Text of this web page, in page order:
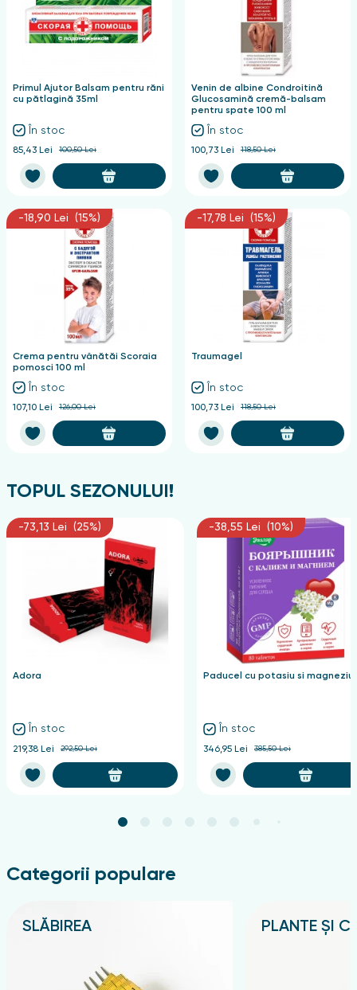
Primul Ajutor Balsam pentru răni
cu pătlagină 35ml
În stoc
85,43 Lei 100,50 Lei
Venin de albine Condroitină
Glucosamină cremă-balsam
pentru spate 100 ml
În stoc
100,73 Lei 118,50 Lei
-18,90 Lei (15%)
Crema pentru vânătăi Scoraia
pomosci 100 ml
În stoc
107,10 Lei 126,00 Lei
-17,78 Lei (15%)
Traumagel
În stoc
100,73 Lei 118,50 Lei
TOPUL SEZONULUI!
-73,13 Lei (25%)
Adora
În stoc
219,38 Lei 292,50 Lei
-38,55 Lei (10%)
Paducel cu potasiu si magneziu
În stoc
346,95 Lei 385,50 Lei
Categorii populare
SLĂBIREA PLANTE ȘI